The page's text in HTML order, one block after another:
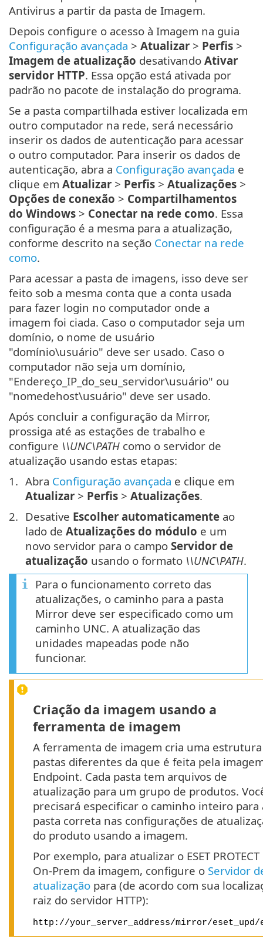
Antivirus a partir da pasta de Imagem.
Depois configure o acesso à Imagem na guia
Configuração avançada > Atualizar > Perfis >
Imagem de atualização desativando Ativar
servidor HTTP. Essa opção está ativada por
padrão no pacote de instalação do programa.
Se a pasta compartilhada estiver localizada em
outro computador na rede, será necessário
inserir os dados de autenticação para acessar
o outro computador. Para inserir os dados de
autenticação, abra a Configuração avançada e
clique em Atualizar > Perfis > Atualizações >
Opções de conexão > Compartilhamentos
do Windows > Conectar na rede como. Essa
configuração é a mesma para a atualização,
conforme descrito na seção Conectar na rede
como.
Para acessar a pasta de imagens, isso deve ser
feito sob a mesma conta que a conta usada
para fazer login no computador onde a
imagem foi ciada. Caso o computador seja um
domínio, o nome de usuário
"domínio\usuário" deve ser usado. Caso o
computador não seja um domínio,
"Endereço_IP_do_seu_servidor\usuário" ou
"nomedehost\usuário" deve ser usado.
Após concluir a configuração da Mirror,
prossiga até as estações de trabalho e
configure \\UNC\PATH como o servidor de
atualização usando estas etapas:
Abra Configuração avançada e clique em
Atualizar > Perfis > Atualizações.
Desative Escolher automaticamente ao
lado de Atualizações do módulo e um
novo servidor para o campo Servidor de
atualização usando o formato \\UNC\PATH.
Para o funcionamento correto das
atualizações, o caminho para a pasta
Mirror deve ser especificado como um
caminho UNC. A atualização das
unidades mapeadas pode não
funcionar.
Criação da imagem usando a
ferramenta de imagem
A ferramenta de imagem cria uma
pastas diferentes da que é feita pela
Endpoint. Cada pasta tem arquivos de
atualização para um grupo de produtos.
precisará especificar o caminho inteiro para
pasta correta nas configurações de
do produto usando a imagem.
Por exemplo, para atualizar o ESET PROTECT
On-Prem da imagem, configure o Servidor
atualização para (de acordo com sua
raiz do servidor HTTP):
http://your_server_address/mirror/eset_upd/